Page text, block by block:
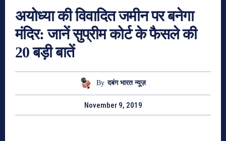
अयोध्या की विवादित जमीन पर बनेगा
मंदिर: जानें सुप्रीम कोर्ट के फैसले की
20 बड़ी बातें
By दबंग भारत न्यूज़
November 9, 2019